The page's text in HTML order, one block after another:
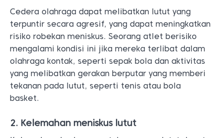
Cedera olahraga dapat melibatkan lutut yang
terpuntir secara agresif, yang dapat meningkatkan
risiko robekan meniskus. Seorang atlet berisiko
mengalami kondisi ini jika mereka terlibat dalam
olahraga kontak, seperti sepak bola dan aktivitas
yang melibatkan gerakan berputar yang memberi
tekanan pada lutut, seperti tenis atau bola
basket.
2. Kelemahan meniskus lutut